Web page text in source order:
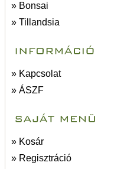
» Bonsai
» Tillandsia
» Kapcsolat
» ÁSZF
» Kosár
» Regisztráció